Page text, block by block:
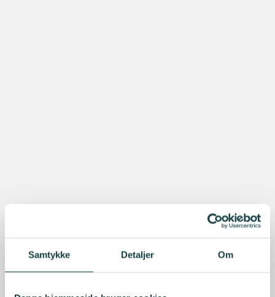
Samtykke Detaljer Om